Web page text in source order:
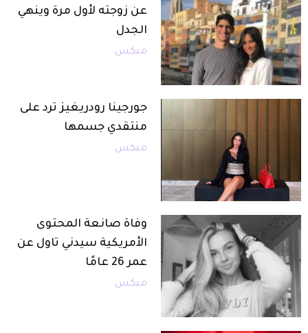
عن زوجته لأول مرة وينهي
الجدل
ميكس
جورجينا رودريغيز ترد على
منتقدي جسمها
ميكس
وفاة صانعة المحتوى
الأمريكية سيدني تاول عن
عمر 26 عامًا
ميكس